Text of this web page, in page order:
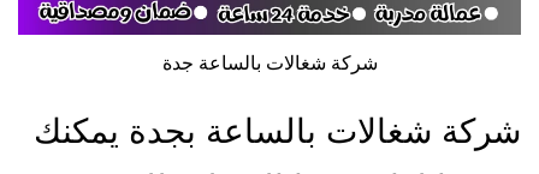
شركة شغالات بالساعة جدة
شركة شغالات بالساعة بجدة يمكنك